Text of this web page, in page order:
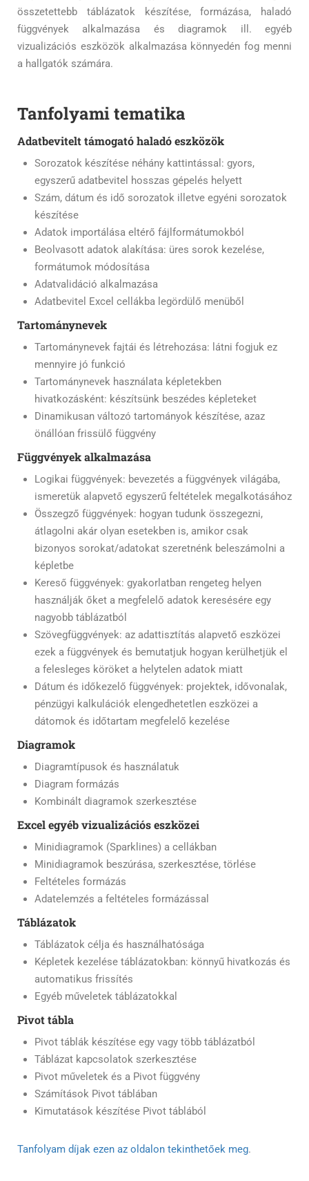
összetettebb táblázatok készítése, formázása, haladó
függvények alkalmazása és diagramok ill. egyéb
vizualizációs eszközök alkalmazása könnyedén fog menni
a hallgatók számára.
Tanfolyami tematika
Adatbevitelt támogató haladó eszközök
Sorozatok készítése néhány kattintással: gyors,
egyszerű adatbevitel hosszas gépelés helyett
Szám, dátum és idő sorozatok illetve egyéni sorozatok
készítése
Adatok importálása eltérő fájlformátumokból
Beolvasott adatok alakítása: üres sorok kezelése,
formátumok módosítása
Adatvalidáció alkalmazása
Adatbevitel Excel cellákba legördülő menüből
Tartománynevek
Tartománynevek fajtái és létrehozása: látni fogjuk ez
mennyire jó funkció
Tartománynevek használata képletekben
hivatkozásként: készítsünk beszédes képleteket
Dinamikusan változó tartományok készítése, azaz
önállóan frissülő függvény
Függvények alkalmazása
Logikai függvények: bevezetés a függvények világába,
ismeretük alapvető egyszerű feltételek megalkotásához
Összegző függvények: hogyan tudunk összegezni,
átlagolni akár olyan esetekben is, amikor csak
bizonyos sorokat/adatokat szeretnénk beleszámolni a
képletbe
Kereső függvények: gyakorlatban rengeteg helyen
használják őket a megfelelő adatok keresésére egy
nagyobb táblázatból
Szövegfüggvények: az adattisztítás alapvető eszközei
ezek a függvények és bemutatjuk hogyan kerülhetjük el
a felesleges köröket a helytelen adatok miatt
Dátum és időkezelő függvények: projektek, idővonalak,
pénzügyi kalkulációk elengedhetetlen eszközei a
dátomok és időtartam megfelelő kezelése
Diagramok
Diagramtípusok és használatuk
Diagram formázás
Kombinált diagramok szerkesztése
Excel egyéb vizualizációs eszközei
Minidiagramok (Sparklines) a cellákban
Minidiagramok beszúrása, szerkesztése, törlése
Feltételes formázás
Adatelemzés a feltételes formázással
Táblázatok
Táblázatok célja és használhatósága
Képletek kezelése táblázatokban: könnyű hivatkozás és
automatikus frissítés
Egyéb műveletek táblázatokkal
Pivot tábla
Pivot táblák készítése egy vagy több táblázatból
Táblázat kapcsolatok szerkesztése
Pivot műveletek és a Pivot függvény
Számítások Pivot táblában
Kimutatások készítése Pivot táblából
Tanfolyam díjak ezen az oldalon tekinthetőek meg.